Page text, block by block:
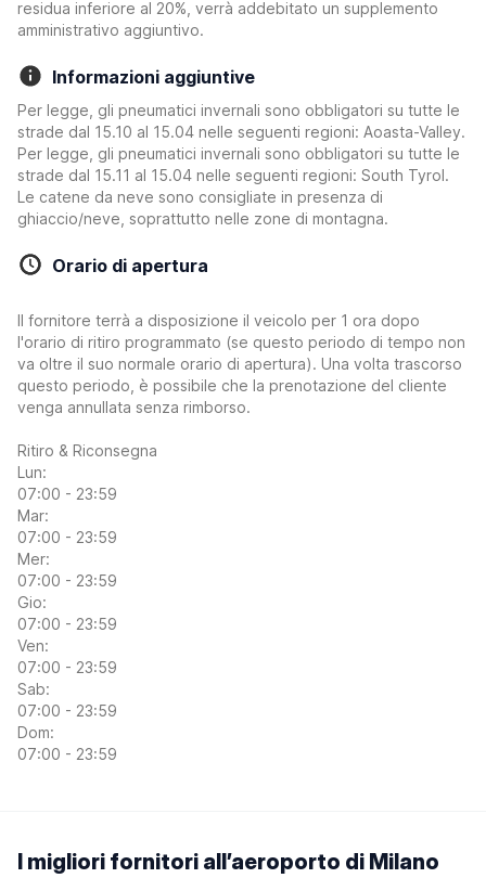
residua inferiore al 20%, verrà addebitato un supplemento
amministrativo aggiuntivo.
Informazioni aggiuntive
Per legge, gli pneumatici invernali sono obbligatori su tutte le
strade dal 15.10 al 15.04 nelle seguenti regioni: Aoasta-Valley.
Per legge, gli pneumatici invernali sono obbligatori su tutte le
strade dal 15.11 al 15.04 nelle seguenti regioni: South Tyrol.
Le catene da neve sono consigliate in presenza di
ghiaccio/neve, soprattutto nelle zone di montagna.
Orario di apertura
Il fornitore terrà a disposizione il veicolo per 1 ora dopo
l'orario di ritiro programmato (se questo periodo di tempo non
va oltre il suo normale orario di apertura). Una volta trascorso
questo periodo, è possibile che la prenotazione del cliente
venga annullata senza rimborso.
Ritiro & Riconsegna
Lun:
07:00 - 23:59
Mar:
07:00 - 23:59
Mer:
07:00 - 23:59
Gio:
07:00 - 23:59
Ven:
07:00 - 23:59
Sab:
07:00 - 23:59
Dom:
07:00 - 23:59
I migliori fornitori all’aeroporto di Milano